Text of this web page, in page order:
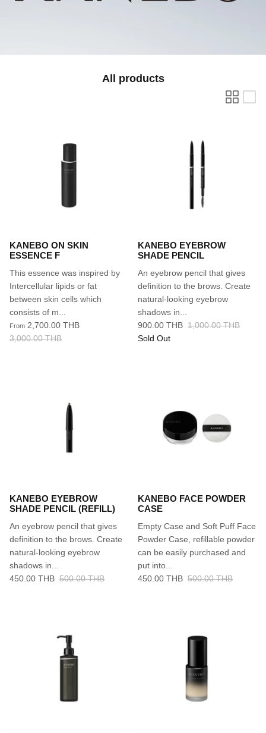
All products
KANEBO ON SKIN
ESSENCE F
This essence was inspired by
Intercellular lipids or fat
between skin cells which
consists of m...
From 2,700.00 THB
3,000.00 THB
KANEBO EYEBROW
SHADE PENCIL
An eyebrow pencil that gives
definition to the brows. Create
natural-looking eyebrow
shadows in...
900.00 THB 1,000.00 THB
Sold Out
KANEBO EYEBROW
SHADE PENCIL (REFILL)
An eyebrow pencil that gives
definition to the brows. Create
natural-looking eyebrow
shadows in...
450.00 THB 500.00 THB
KANEBO FACE POWDER
CASE
Empty Case and Soft Puff Face
Powder Case, refillable powder
can be easily purchased and
put into...
450.00 THB 500.00 THB